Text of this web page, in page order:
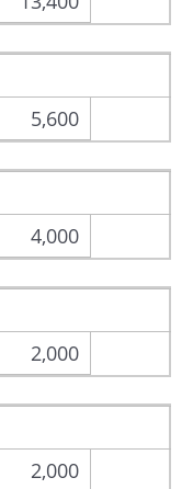
5,600
4,000
2,000
2,000